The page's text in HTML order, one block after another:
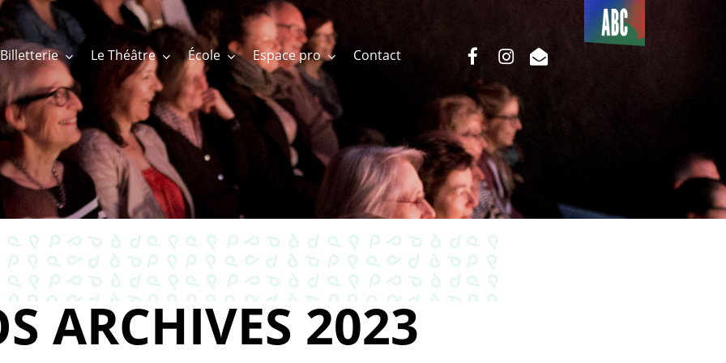
Billetterie Le Théâtre École Espace pro Contact
Du côté
de l’ABC
facebookinstagram
email
ARCHIVES 2023